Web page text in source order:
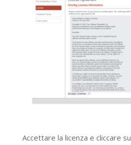
Accettare la licenza e cliccare su